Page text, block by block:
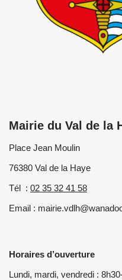
Mairie du Val de la
Place Jean Moulin
76380 Val de la Haye
Tél : 02 35 32 41 58
Email :
Horaires d’ouverture
Lundi, mardi, vendredi :